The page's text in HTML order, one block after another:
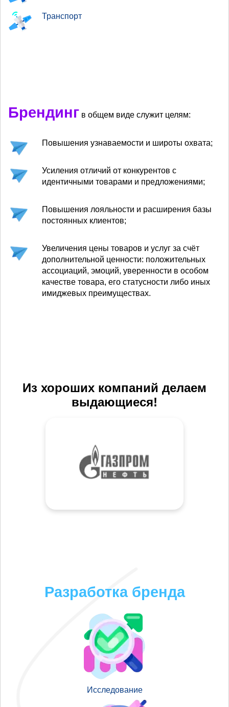
Транспорт
Брендинг в общем виде служит целям:
Повышения узнаваемости и широты охвата;
Усиления отличий от конкурентов с
идентичными товарами и предложениями;
Повышения лояльности и расширения базы
постоянных клиентов;
Увеличения цены товаров и услуг за счёт
дополнительной ценности: положительных
ассоциаций, эмоций, уверенности в особом
качестве товара, его статусности либо иных
имиджевых преимуществах.
Из хороших компаний делаем
выдающиеся!
Разработка бренда
Исследование